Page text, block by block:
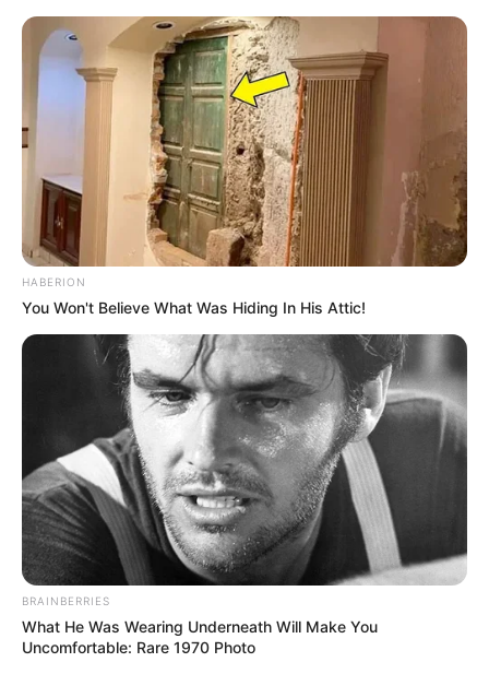
HABERION
You Won't Believe What Was Hiding In His Attic!
BRAINBERRIES
What He Was Wearing Underneath Will Make You
Uncomfortable: Rare 1970 Photo